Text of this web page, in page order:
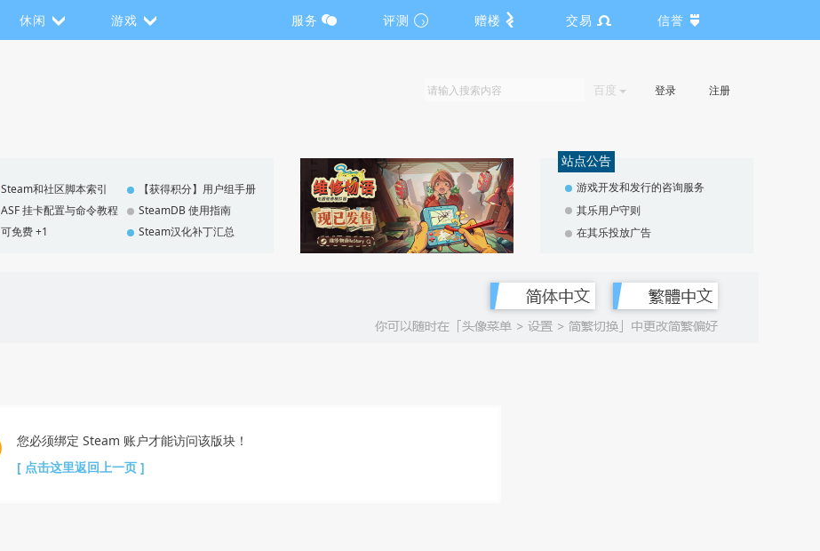
休闲 游戏 服务 评测 赠楼 交易 信誉
百度 登录 注册
Steam和社区脚本索引
【获得积分】用户组手册
ASF 挂卡配置与命令教程
SteamDB 使用指南
可免费 +1 Steam汉化补丁汇总
站点公告
游戏开发和发行的咨询服务
其乐用户守则
在其乐投放广告
您必须绑定 Steam 账户才能访问该版块！
[ 点击这里返回上一页 ]